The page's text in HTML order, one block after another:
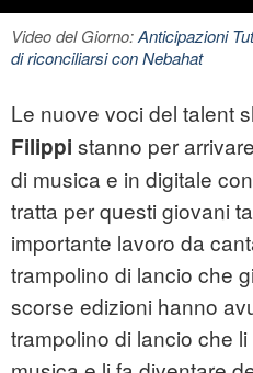
Video del Giorno:Anticipazioni
di riconciliarsi con Nebahat
Le nuove voci del talent
Filippi stanno per
di musica e in digitale
tratta per questi giovani
importante lavoro da
trampolino di lancio che
scorse edizioni hanno
trampolino di lancio che